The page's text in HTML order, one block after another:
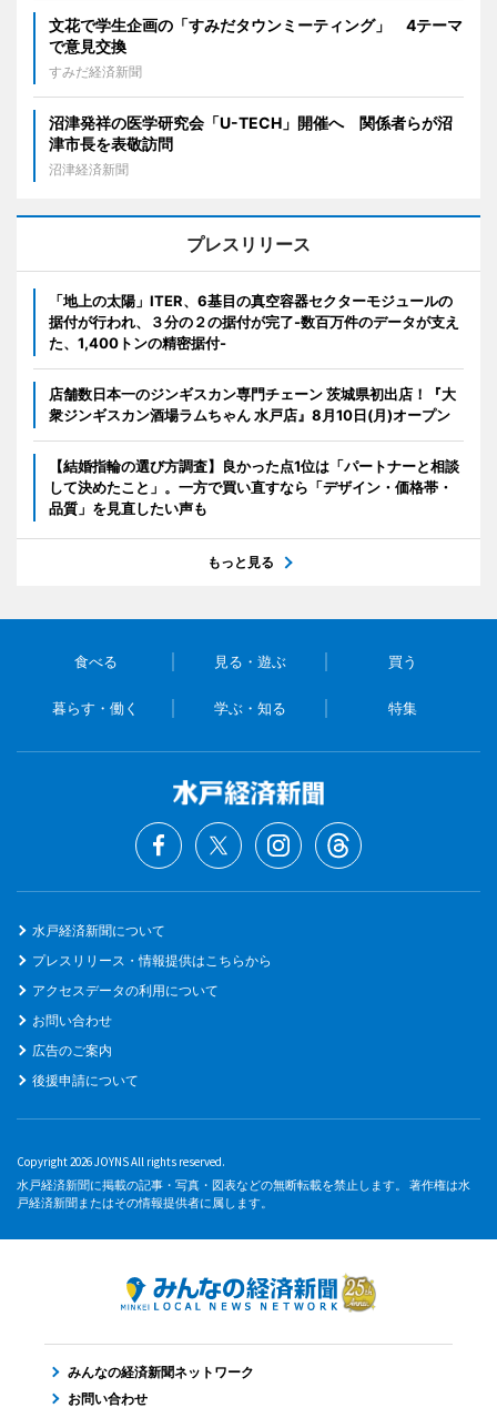
文花で学生企画の「すみだタウンミーティング」 4テーマ
で意見交換
すみだ経済新聞
沼津発祥の医学研究会「U-TECH」開催へ 関係者らが沼
津市長を表敬訪問
沼津経済新聞
プレスリリース
「地上の太陽」ITER、6基目の真空容器セクターモジュールの
据付が行われ、３分の２の据付が完了-数百万件のデータが支え
た、1,400トンの精密据付-
店舗数日本一のジンギスカン専門チェーン 茨城県初出店！『大
衆ジンギスカン酒場ラムちゃん 水戸店』8月10日(月)オープン
【結婚指輪の選び方調査】良かった点1位は「パートナーと相談
して決めたこと」。一方で買い直すなら「デザイン・価格帯・
品質」を見直したい声も
もっと見る
食べる 見る・遊ぶ 買う
暮らす・働く 学ぶ・知る 特集
水戸経済新聞について
プレスリリース・情報提供はこちらから
アクセスデータの利用について
お問い合わせ
広告のご案内
後援申請について
Copyright 2026 JOYNS All rights reserved.
水戸経済新聞に掲載の記事・写真・図表などの無断転載を禁止します。 著作権は水
戸経済新聞またはその情報提供者に属します。
みんなの経済新聞ネットワーク
お問い合わせ